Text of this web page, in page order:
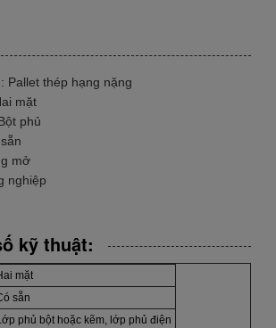
Pallet thép hạng nặng
mặt
phủ
mở
nghiệp
kỹ thuật:
mặt
sẵn
phủ bột hoặc kẽm, lớp phủ điện